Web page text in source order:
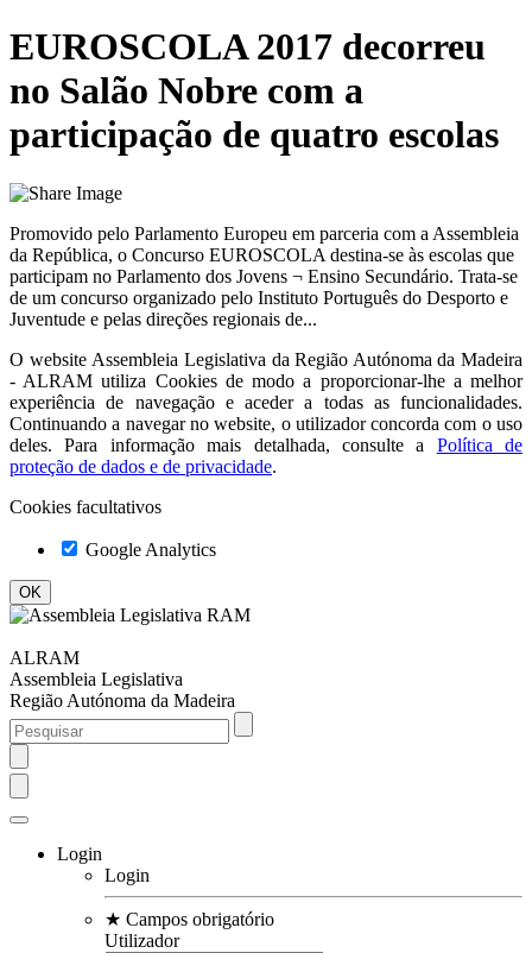
EUROSCOLA 2017 decorreu
no Salão Nobre com a
participação de quatro escolas
Promovido pelo Parlamento Europeu em parceria com a Assembleia
da República, o Concurso EUROSCOLA destina-se às escolas que
participam no Parlamento dos Jovens ¬ Ensino Secundário. Trata-se
de um concurso organizado pelo Instituto Português do Desporto e
Juventude e pelas direções regionais de...
O website Assembleia Legislativa da Região Autónoma da Madeira
- ALRAM utiliza Cookies de modo a proporcionar-lhe a melhor
experiência de navegação e aceder a todas as funcionalidades.
Continuando a navegar no website, o utilizador concorda com o uso
deles. Para informação mais detalhada, consulte a
Política de
proteção de dados e de privacidade.
Cookies facultativos
Google Analytics
ALRAM
Assembleia Legislativa
Região Autónoma da Madeira
Login
Login
★ Campos obrigatório
Utilizador